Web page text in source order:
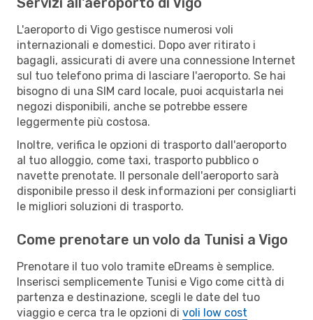
L'aeroporto di Vigo gestisce numerosi voli
internazionali e domestici. Dopo aver ritirato i
bagagli, assicurati di avere una connessione Internet
sul tuo telefono prima di lasciare l'aeroporto. Se hai
bisogno di una SIM card locale, puoi acquistarla nei
negozi disponibili, anche se potrebbe essere
leggermente più costosa.
Inoltre, verifica le opzioni di trasporto dall'aeroporto
al tuo alloggio, come taxi, trasporto pubblico o
navette prenotate. Il personale dell'aeroporto sarà
disponibile presso il desk informazioni per consigliarti
le migliori soluzioni di trasporto.
Come prenotare un volo da Tunisi a Vigo
Prenotare il tuo volo tramite eDreams è semplice.
Inserisci semplicemente Tunisi e Vigo come città di
partenza e destinazione, scegli le date del tuo
viaggio e cerca tra le opzioni di voli low cost